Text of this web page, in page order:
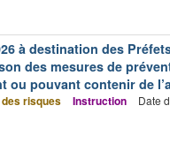
à destination des
des mesures de
ou pouvant contenir de
risques Instruction Date